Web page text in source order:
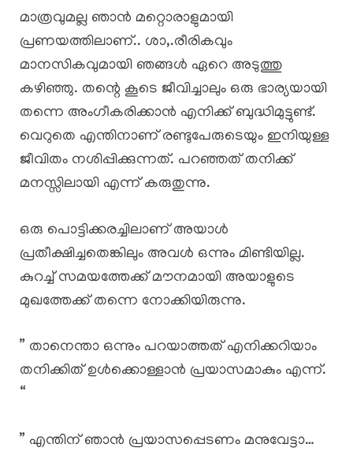
മാത്രവുമല്ല ഞാൻ മറ്റൊരാളുമായി
പ്രണയത്തിലാണ്.. ശാ,.രീരികവും
മാനസികവുമായി ഞങ്ങൾ ഏറെ അടുത്തു
കഴിഞ്ഞു. തന്റെ കൂടെ ജീവിച്ചാലും ഒരു ഭാര്യയായി
തന്നെ അംഗീകരിക്കാൻ എനിക്ക് ബുദ്ധിമുട്ടുണ്ട്.
വെറുതെ എന്തിനാണ് രണ്ടുപേരുടെയും ഇനിയുള്ള
ജീവിതം നശിപ്പിക്കുന്നത്. പറഞ്ഞത് തനിക്ക്
മനസ്സിലായി എന്ന് കരുതുന്നു.
ഒരു പൊട്ടിക്കരച്ചിലാണ് അയാൾ
പ്രതീക്ഷിച്ചതെങ്കിലും അവൾ ഒന്നും മിണ്ടിയില്ല.
കുറച്ച് സമയത്തേക്ക് മൗനമായി അയാളുടെ
മുഖത്തേക്ക് തന്നെ നോക്കിയിരുന്നു.
” താനെന്താ ഒന്നും പറയാത്തത് എനിക്കറിയാം
തനിക്കിത് ഉൾക്കൊള്ളാൻ പ്രയാസമാകും എന്ന്.
“
” എന്തിന് ഞാൻ പ്രയാസപ്പെടണം മനുവേട്ടാ…